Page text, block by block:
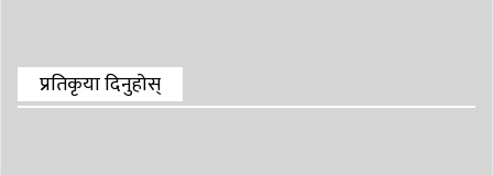
प्रतिकृया दिनुहोस्